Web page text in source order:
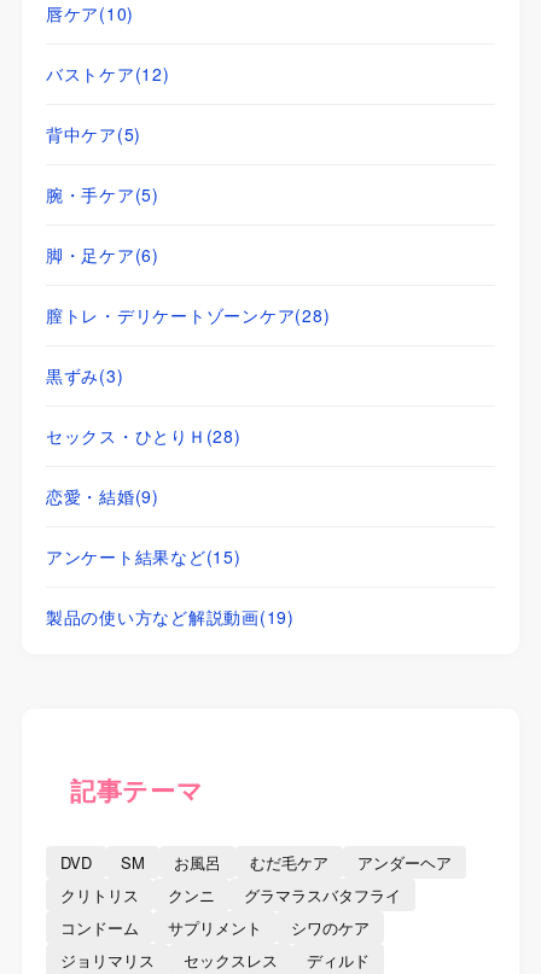
唇ケア(10)
バストケア(12)
背中ケア(5)
腕・手ケア(5)
脚・足ケア(6)
膣トレ・デリケートゾーンケア(28)
黒ずみ(3)
セックス・ひとりＨ (28)
恋愛・結婚(9)
アンケート結果など(15)
製品の使い方など解説動画(19)
記事テーマ
DVD SM お風呂 むだ毛ケア
アンダーヘア
クリトリス
クンニ
グラマラスバタフライ
コンドーム
サプリメント
シワのケア
ジョリマリス
セックスレス
ディルド